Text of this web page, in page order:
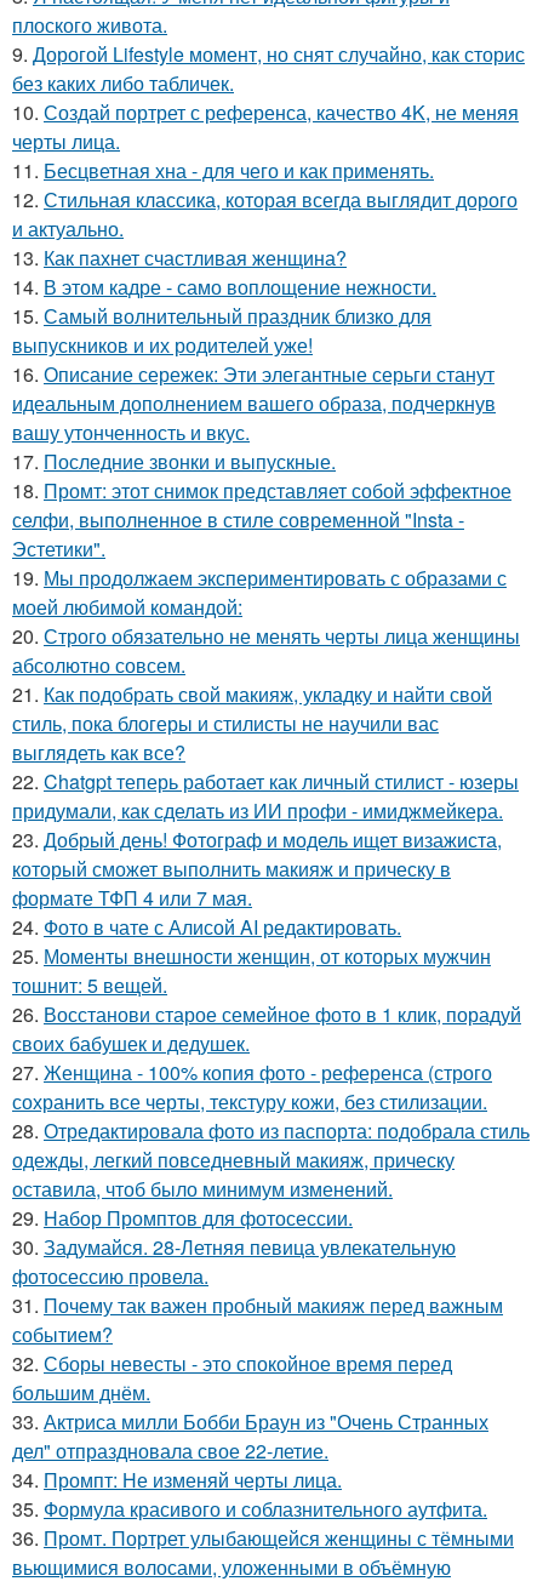
плоского живота.
9. Дорогой Lifestyle момент, но снят случайно, как сторис
без каких либо табличек.
10. Создай портрет с референса, качество 4K, не меняя
черты лица.
11. Бесцветная хна - для чего и как применять.
12. Стильная классика, которая всегда выглядит дорого
и актуально.
13. Как пахнет счастливая женщина?
14. В этом кадре - само воплощение нежности.
15. Самый волнительный праздник близко для
выпускников и их родителей уже!
16. Описание сережек: Эти элегантные серьги станут
идеальным дополнением вашего образа, подчеркнув
вашу утонченность и вкус.
17. Последние звонки и выпускные.
18. Промт: этот снимок представляет собой эффектное
селфи, выполненное в стиле современной "Insta -
Эстетики".
19. Мы продолжаем экспериментировать с образами с
моей любимой командой:
20. Строго обязательно не менять черты лица женщины
абсолютно совсем.
21. Как подобрать свой макияж, укладку и найти свой
стиль, пока блогеры и стилисты не научили вас
выглядеть как все?
22. Chatgpt теперь работает как личный стилист - юзеры
придумали, как сделать из ИИ профи - имиджмейкера.
23. Добрый день! Фотограф и модель ищет визажиста,
который сможет выполнить макияж и прическу в
формате ТФП 4 или 7 мая.
24. Фото в чате с Алисой AI редактировать.
25. Моменты внешности женщин, от которых мужчин
тошнит: 5 вещей.
26. Восстанови старое семейное фото в 1 клик, порадуй
своих бабушек и дедушек.
27. Женщина - 100% копия фото - референса (строго
сохранить все черты, текстуру кожи, без стилизации.
28. Отредактировала фото из паспорта: подобрала стиль
одежды, легкий повседневный макияж, прическу
оставила, чтоб было минимум изменений.
29. Набор Промптов для фотосессии.
30. Задумайся. 28-Летняя певица увлекательную
фотосессию провела.
31. Почему так важен пробный макияж перед важным
событием?
32. Сборы невесты - это спокойное время перед
большим днём.
33. Актриса милли Бобби Браун из "Очень Странных
дел" отпраздновала свое 22-летие.
34. Промпт: Не изменяй черты лица.
35. Формула красивого и соблазнительного аутфита.
36. Промт. Портрет улыбающейся женщины с тёмными
вьющимися волосами, уложенными в объёмную